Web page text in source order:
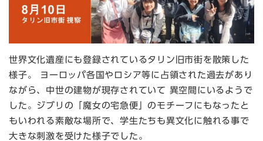
世界文化遺産にも登録されているタリン旧市街を散策した
様子。 ヨーロッパ各国やロシア等に占領された過去があり
ながら、中世の建物が現存されていて 異空間にいるようで
した。ジブリの「魔女の宅急便」のモチーフにもなったと
もいわれる素敵な場所で、学生たちも異文化に触れる事で
大きな刺激を受けた様子でした。